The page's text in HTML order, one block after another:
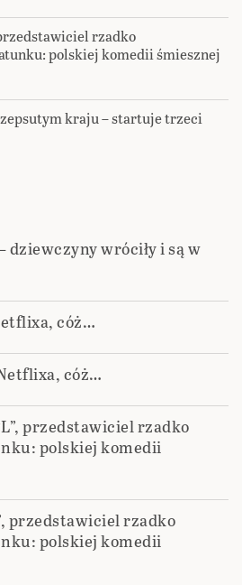
rzadko
polskiej komedii śmiesznej
kraju – startuje trzeci
dziewczyny wróciły i są w
cóż…
cóż…
przedstawiciel rzadko
polskiej komedii
przedstawiciel rzadko
polskiej komedii